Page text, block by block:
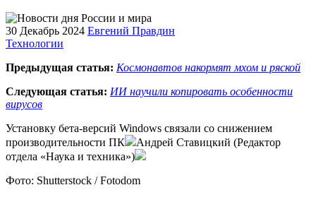
30 Декабрь 2024 Евгений Правдин
Технологии
Предыдущая статья: Космонавтов накормят мхом и ряской
Следующая статья: ИИ научили копировать особенности
вирусов
Установку бета-версий Windows связали со снижением
производительности ПК
Андрей Ставицкий (Редактор
отдела «Наука и техника»)
Фото: Shutterstock / Fotodom